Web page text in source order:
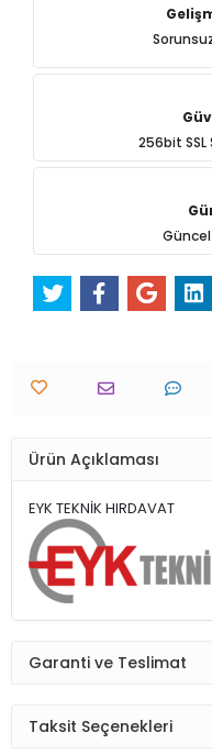
256bit
Ürün Açıklaması
EYK TEKNİK HIRDAVAT
Garanti ve Teslimat
Taksit Seçenekleri